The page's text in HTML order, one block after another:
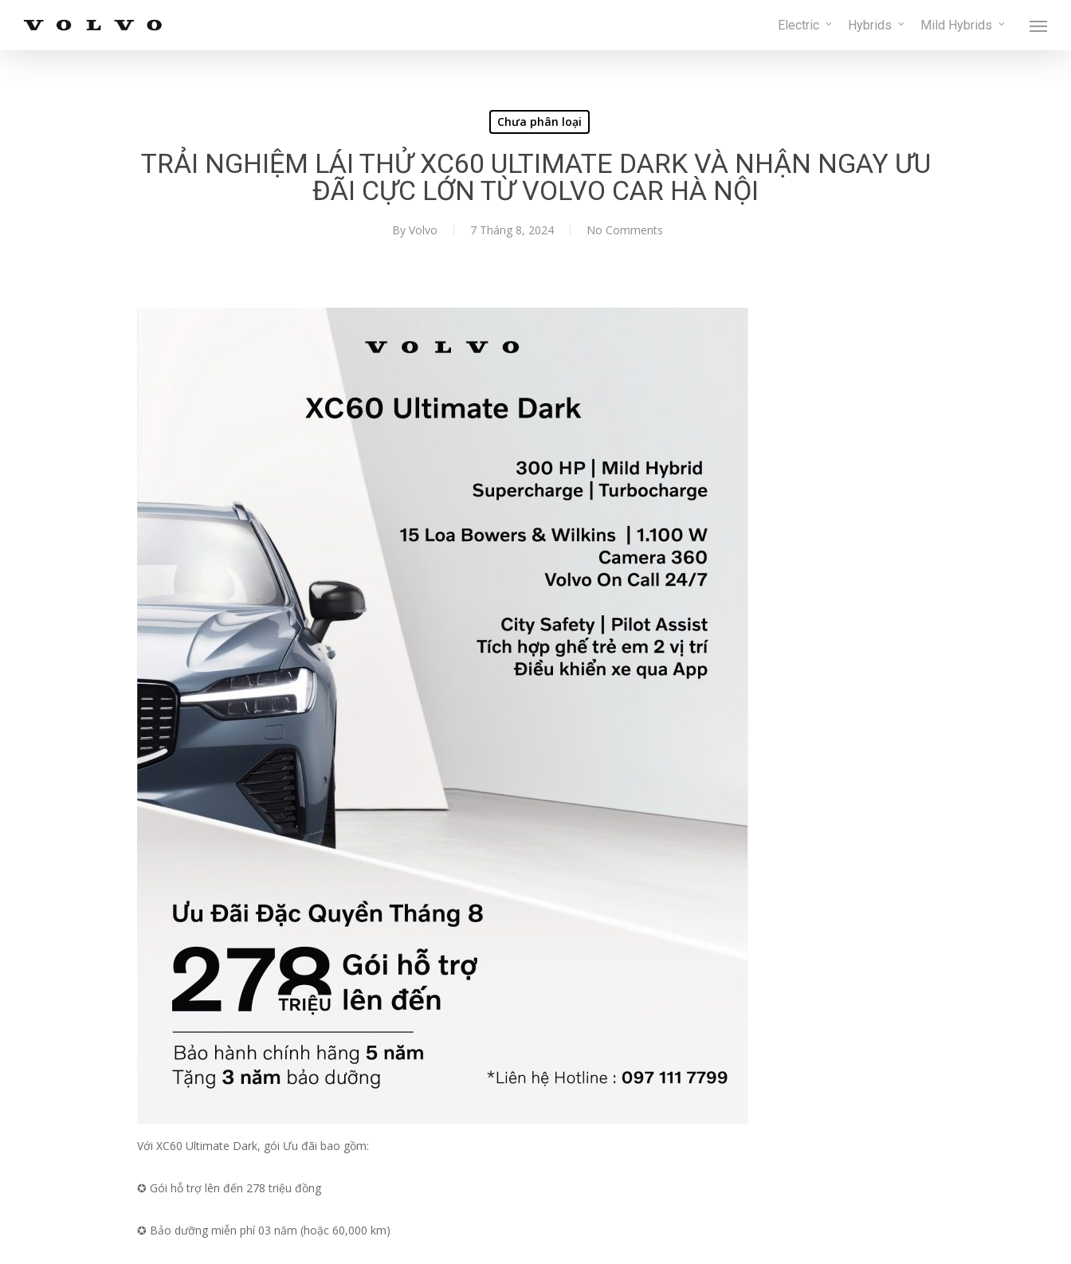
Electric Hybrids Mild Hybrids Menu
Chưa phân loại
TRẢI NGHIỆM LÁI THỬ XC60 ULTIMATE DARK VÀ NHẬN NGAY ƯU
ĐÃI CỰC LỚN TỪ VOLVO CAR HÀ NỘI
By Volvo 7 Tháng 8, 2024 No Comments
Với XC60 Ultimate Dark, gói Ưu đãi bao gồm:
✪ Gói hỗ trợ lên đến 278 triệu đồng
✪ Bảo dưỡng miễn phí 03 năm (hoặc 60,000 km)